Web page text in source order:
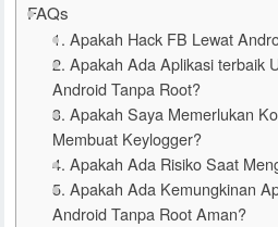
FAQs
1. Apakah Hack FB Lewat
2. Apakah Ada Aplikasi terbaik
Android Tanpa Root?
3. Apakah Saya Memerlukan
Membuat Keylogger?
4. Apakah Ada Risiko Saat
5. Apakah Ada Kemungkinan
Android Tanpa Root Aman?